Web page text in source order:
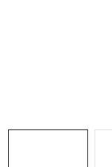
LITHIOVÉ